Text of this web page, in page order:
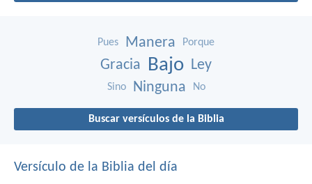
Pues Manera Porque
Gracia Bajo Ley
Sino Ninguna No
Buscar versículos de la Biblia
Versículo de la Biblia del día